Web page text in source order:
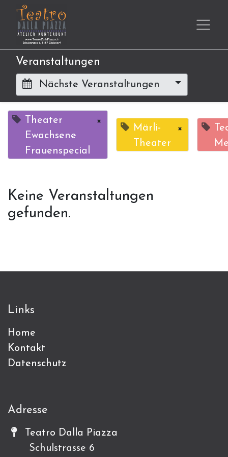
Veranstaltungen
Nächste Veranstaltungen
Theater
Ewachsene
Frauenspecial
×
Märli-
Theater
×
Keine Veranstaltungen
gefunden.
Links
Home
Kontakt
Datenschutz
Adresse
Teatro Dalla Piazza
Schulstrasse 6